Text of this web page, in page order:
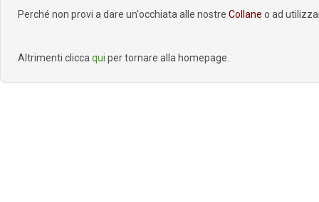
Perché non provi a dare un'occhiata alle nostre Collane o ad
Altrimenti clicca qui per tornare alla homepage.